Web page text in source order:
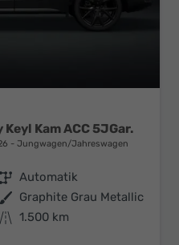
Keyl Kam ACC 5JGar.
Jungwagen/Jahreswagen
Getriebe Automatik
Außenfarbe Graphite Grau Metallic
Kilometerstand 1.500 km